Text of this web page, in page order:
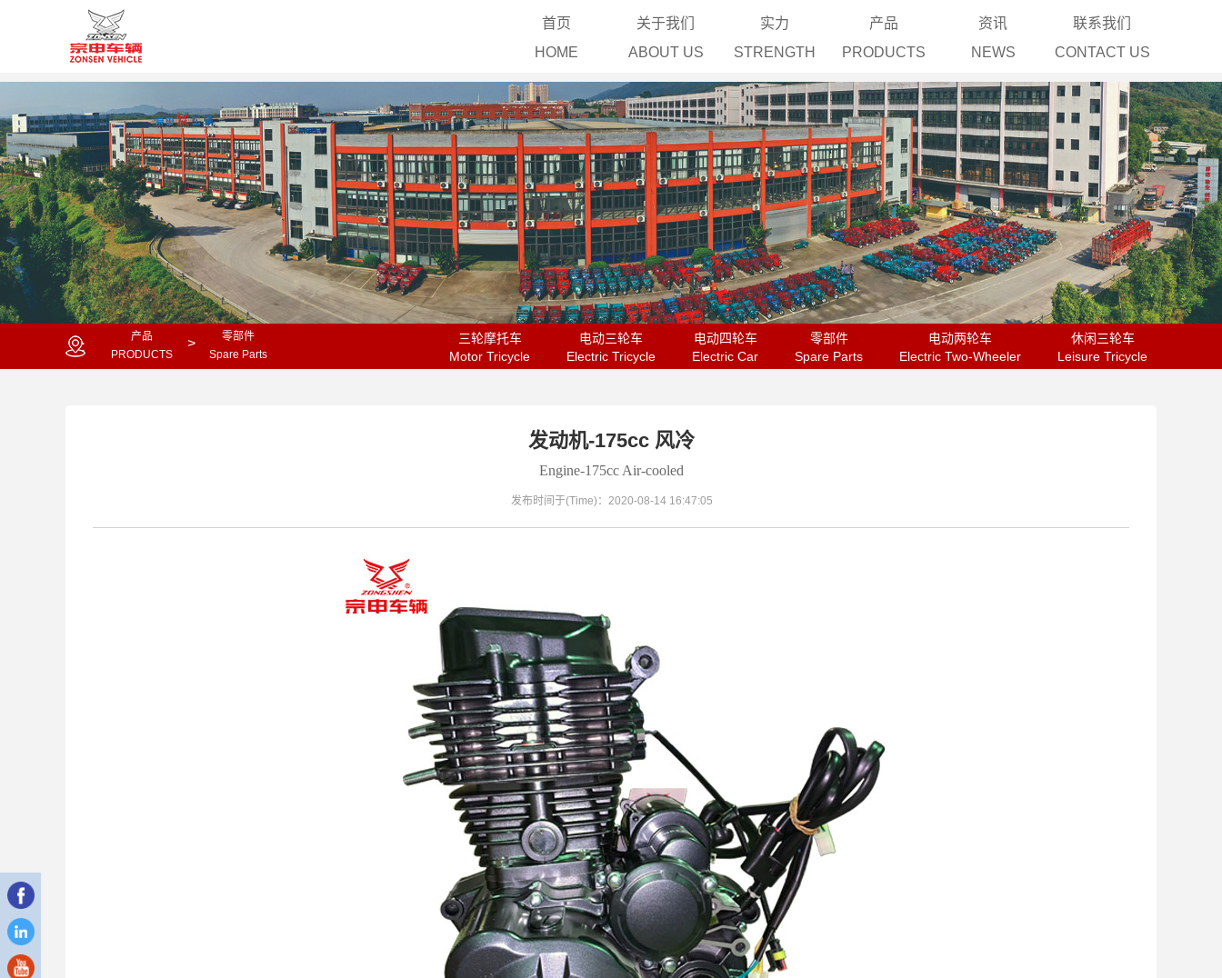
首页
HOME
关于我们
ABOUT US
企业简介
Company Profile
企业文化
Corporate Culture
大事件
History
影像资料
Video
实力
STRENGTH
荣誉
Honor
质量
Quality
研发
R&D
国际化
Internationalization
产品
PRODUCTS
三轮摩托车
Motor Tricycle
电动三轮车
Electric Tricycle
电动四轮车
Electric Car
零部件
Spare Parts
电动两轮车
Electric Two-Wheeler
休闲三轮车
Leisure Tricycle
资讯
NEWS
公司新闻
Company News
行业资讯
Industry News
文化活动
Cultural Activity
联系我们
CONTACT US
：
产品
PRODUCTS
>
零部件
Spare Parts
三轮摩托车
Motor Tricycle
电动三轮车
Electric Tricycle
电动四轮车
Electric Car
零部件
Spare Parts
电动两轮车
Electric Two-Wheeler
休闲三轮车
Leisure Tricycle
发动机-175cc 风冷
Engine-175cc Air-cooled
发布时间于(Time)：2020-08-14 16:47:05